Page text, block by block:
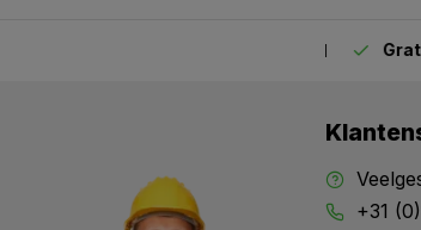
Gratis
+31